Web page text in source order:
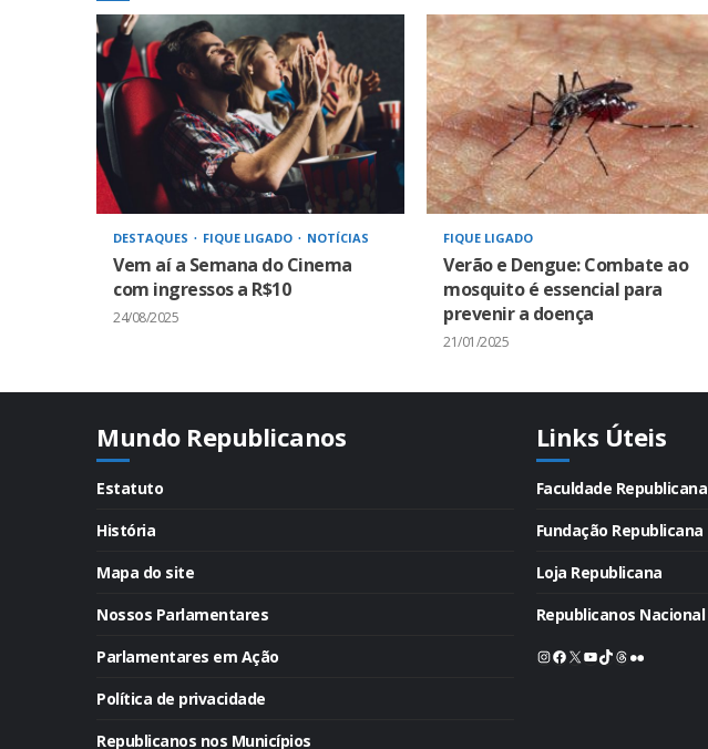
DESTAQUES FIQUE LIGADO NOTÍCIAS
Vem aí a Semana do Cinema
com ingressos a R$10
24/08/2025
FIQUE LIGADO
Verão e Dengue: Combate ao
mosquito é essencial para
prevenir a doença
21/01/2025
Mundo Republicanos
Estatuto
História
Mapa do site
Nossos Parlamentares
Parlamentares em Ação
Política de privacidade
Republicanos nos Municípios
Links Úteis
Faculdade Republicana
Fundação Republicana
Loja Republicana
Republicanos Nacional
Instagram
Facebook
X Youtube
TikTok
Threads
Flickr